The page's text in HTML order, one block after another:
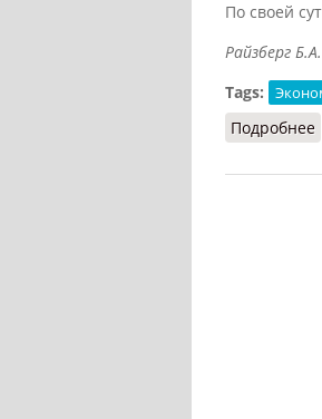
По своей
Райзберг
Tags:
Подробнее